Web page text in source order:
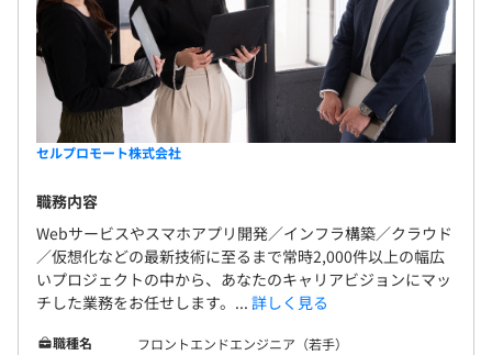
セルプロモート株式会社
職務内容
Webサービスやスマホアプリ開発／インフラ構築／クラウド
／仮想化などの最新技術に至るまで常時2,000件以上の幅広
いプロジェクトの中から、あなたのキャリアビジョンにマッ
チした業務をお任せします。... 詳しく見る
職種名
フロントエンドエンジニア（若手）